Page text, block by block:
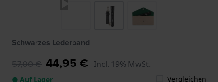
Schwarzes Lederband
57,00 € 44,95 € Incl. 19% MwSt.
● Auf Lager Vergleichen